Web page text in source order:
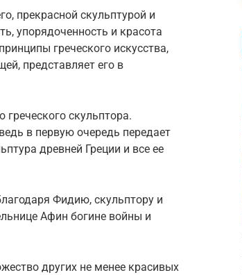
прекрасной скульптурой и
упорядоченность и красота
греческого искусства,
представляет его в
скульптора.
в первую очередь передает
древней Греции и все ее
Фидию, скульптору и
Афин богине войны и
других не менее красивых